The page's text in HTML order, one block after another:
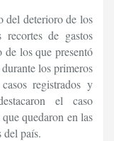
del deterioro de los
de gastos
los que presentó
los primeros
registrados y
el caso
quedaron en las
del país.